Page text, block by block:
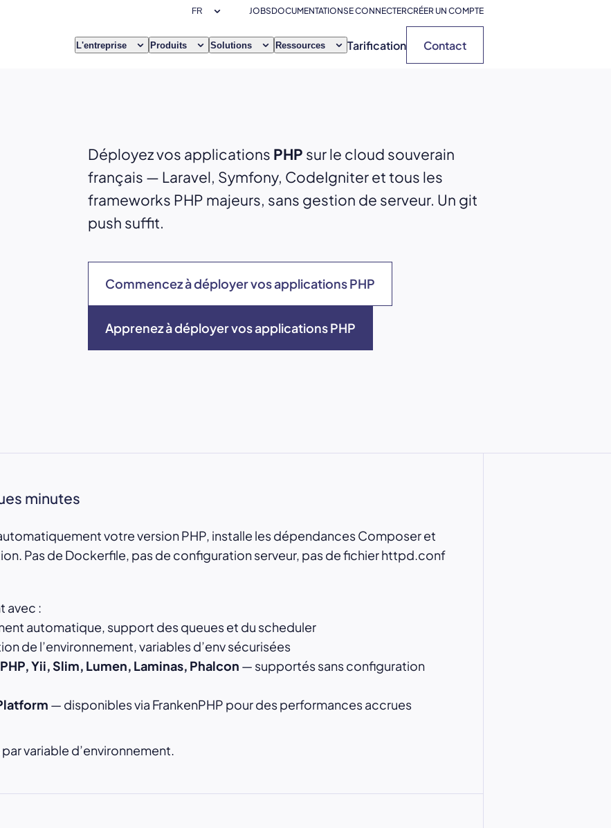
JOBSDOCUMENTATIONSE CONNECTERCRÉER UN COMPTE
L'entreprise Produits Solutions Ressources Tarification Contact
Déployez vos applications PHP sur le cloud souverain
français — Laravel, Symfony, CodeIgniter et tous les
frameworks PHP majeurs, sans gestion de serveur. Un git
push suffit.
Commencez à déployer vos applications PHP
Apprenez à déployer vos applications PHP
minutes
votre version PHP, installe les dépendances Composer et
Pas de Dockerfile, pas de configuration serveur, pas de fichier httpd.conf
avec :
automatique, support des queues et du scheduler
de l’environnement, variables d’env sécurisées
Yii, Slim, Lumen, Laminas, Phalcon — supportés sans configuration
— disponibles via FrankenPHP pour des performances accrues
variable d’environnement.